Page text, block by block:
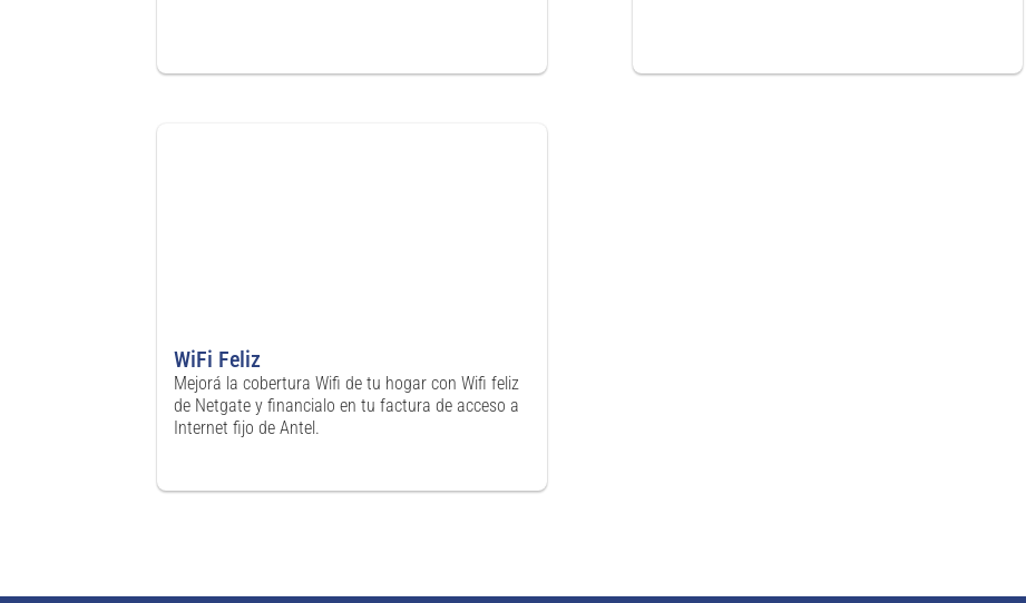
WiFi Feliz
Mejorá la cobertura Wifi de tu hogar con Wifi feliz
de Netgate y financialo en tu factura de acceso a
Internet fijo de Antel.